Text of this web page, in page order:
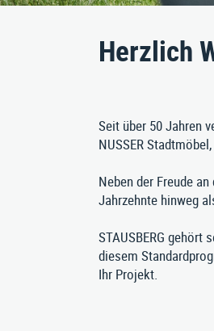
Herzlich
Seit über 50 Jahren
NUSSER
Neben der Freude
Jahrzehnte hinweg
STAUSBERG
diesem
Ihr Projekt.